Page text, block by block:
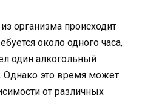
организма происходит
около одного часа,
один алкогольный
Однако это время может
от различных